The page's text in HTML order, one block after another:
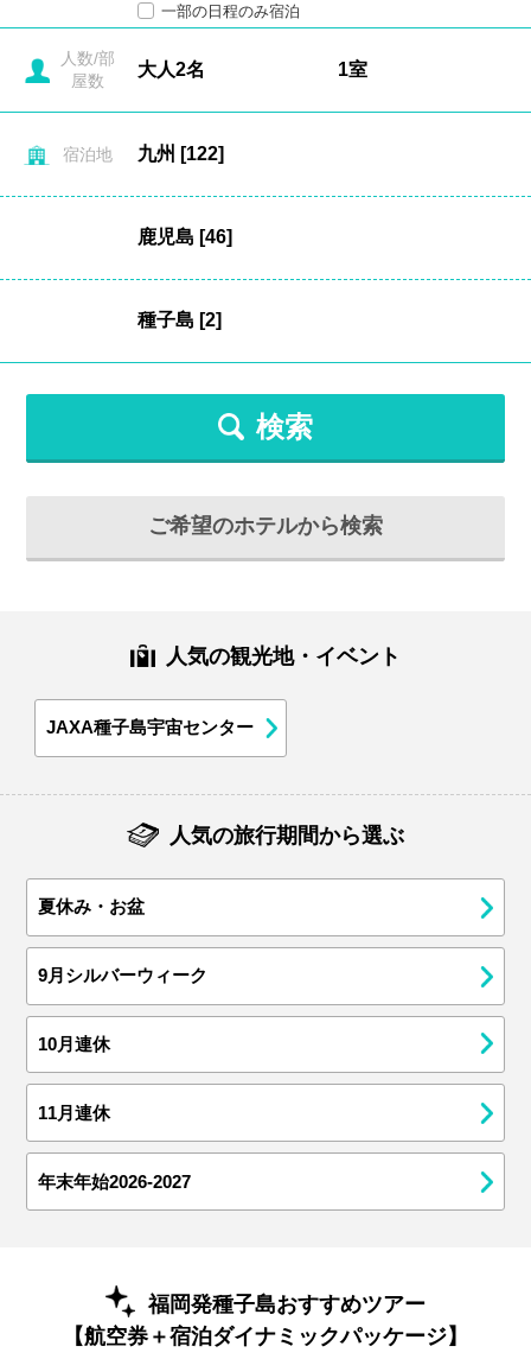
一部の日程のみ宿泊
人数/部
屋数
宿泊地
検索
ご希望のホテルから検索
人気の観光地・イベント
JAXA種子島宇宙センター
人気の旅行期間から選ぶ
夏休み・お盆
9月シルバーウィーク
10月連休
11月連休
年末年始2026-2027
福岡発種子島おすすめツアー
【航空券＋宿泊ダイナミックパッケージ】